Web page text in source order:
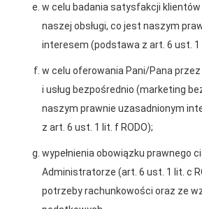
Oferujemy zakupy
telefoniczne
na
PSB Mrówka Busko
ul. Bohaterów Warszawy 115, 28-
Telefon:+48 41 370 89
E-mail:
NIP:
6551974439
w celu badania satysfakcji klientów
naszej obsługi, co jest naszym
interesem (podstawa z art. 6 ust. 1
w celu oferowania Pani/Pana
i usług bezpośrednio (marketing
naszym prawnie uzasadnionym
z art. 6 ust. 1 lit. f RODO);
wypełnienia obowiązku prawnego
Administratorze (art. 6 ust. 1 lit. c
potrzeby rachunkowości oraz ze
Czym są pliki cookies?
Cookies to niewielkie pliki tekstowe
użytkownika (komputerze, tablecie,
korzystania z naszej strony internetowej.
partnerów, np. dostawców narzędzi
Do czego wykorzystujemy pliki
Pliki cookies pomagają nam:
- analizować ruch na stronie i
preferencji użytkowników,
- prowadzić działania marketingowe i